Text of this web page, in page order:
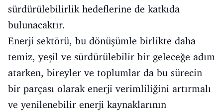
sürdürülebilirlik hedeflerine de katkıda
bulunacaktır.
Enerji sektörü, bu dönüşümle birlikte daha
temiz, yeşil ve sürdürülebilir bir geleceğe adım
atarken, bireyler ve toplumlar da bu sürecin
bir parçası olarak enerji verimliliğini artırmalı
ve yenilenebilir enerji kaynaklarının